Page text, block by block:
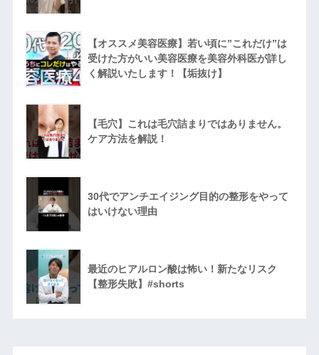
【オススメ美容医療】若い頃に”これだけ”は
受けた方がいい美容医療を美容外科医が詳し
く解説いたします！【垢抜け】
【毛穴】これは毛穴詰まりではありません。
ケア方法を解説！
30代でアンチエイジング目的の整形をやって
はいけない理由
最近のヒアルロン酸は怖い！新たなリスク
【整形失敗】#shorts